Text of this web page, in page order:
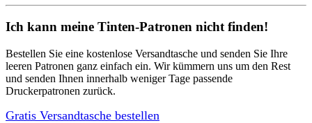
Ich kann meine Tinten-Patronen nicht finden!
Bestellen Sie eine kostenlose Versandtasche und senden Sie Ihre
leeren Patronen ganz einfach ein. Wir kümmern uns um den Rest
und senden Ihnen innerhalb weniger Tage passende
Druckerpatronen zurück.
Gratis Versandtasche bestellen